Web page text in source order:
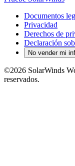
Documentos
Privacidad
Derechos de
Declaración
No vender mi
©2026 SolarWinds
reservados.